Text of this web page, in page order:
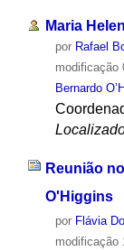
Maria
por Rafael
modificação
Bernardo
Reunião
O'Higgins
por Flávia
modificação